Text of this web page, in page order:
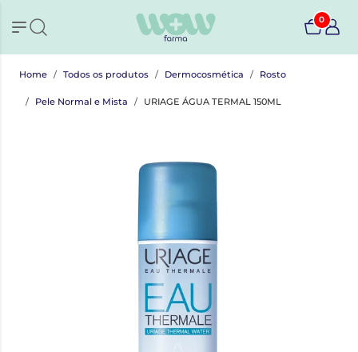
0
Home Todos os produtos Dermocosmética Rosto
Pele Normal e Mista URIAGE ÁGUA TERMAL 150ML